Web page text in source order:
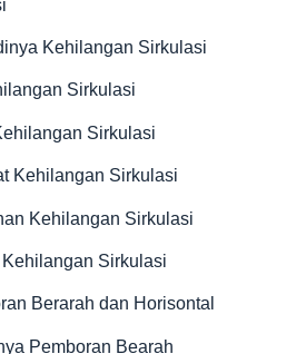
Kehilangan Sirkulasi
Sirkulasi
Sirkulasi
Sirkulasi
Kehilangan Sirkulasi
Sirkulasi
Berarah dan Horisontal
Pemboran Bearah